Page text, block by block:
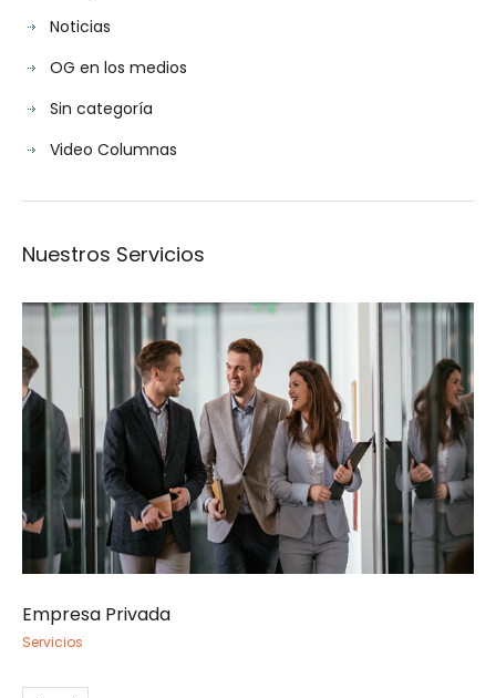
Noticias
OG en los medios
Sin categoría
Video Columnas
Nuestros Servicios
Empresa Privada
Servicios